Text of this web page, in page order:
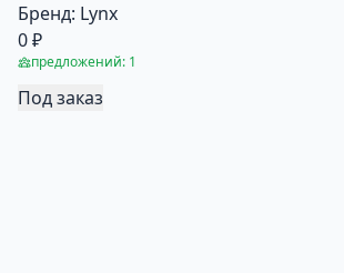
Бренд: Lynx
0 ₽
предложений: 1
Под заказ